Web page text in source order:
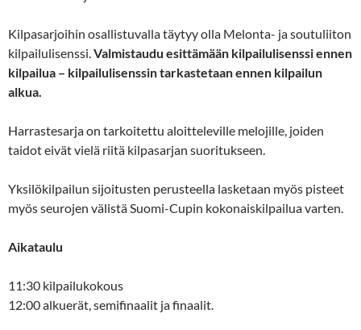
Kilpasarjoihin osallistuvalla täytyy olla Melonta- ja soutuliiton
kilpailulisenssi.Valmistaudu esittämään kilpailulisenssi ennen
kilpailua – kilpailulisenssin tarkastetaan ennen kilpailun
alkua.
Harrastesarja on tarkoitettu aloitteleville melojille, joiden
taidot eivät vielä riitä kilpasarjan suoritukseen.
Yksilökilpailun sijoitusten perusteella lasketaan myös pisteet
myös seurojen välistä Suomi-Cupin kokonaiskilpailua varten.
Aikataulu
11:30 kilpailukokous
12:00 alkuerät, semifinaalit ja finaalit.